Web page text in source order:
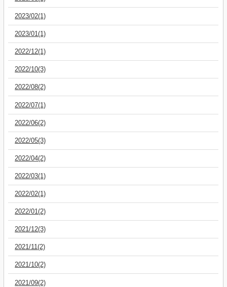
2023/02(1)
2023/01(1)
2022/12(1)
2022/10(3)
2022/08(2)
2022/07(1)
2022/06(2)
2022/05(3)
2022/04(2)
2022/03(1)
2022/02(1)
2022/01(2)
2021/12(3)
2021/11(2)
2021/10(2)
2021/09(2)